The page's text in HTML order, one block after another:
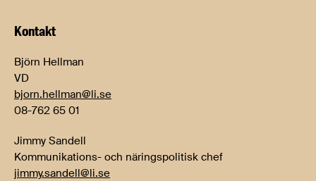
Kontakt
Björn Hellman
VD
bjorn.hellman@li.se
08-762 65 01
Jimmy Sandell
Kommunikations- och näringspolitisk chef
jimmy.sandell@li.se